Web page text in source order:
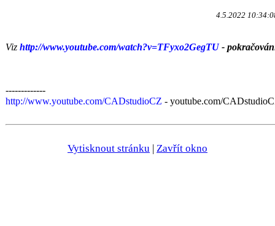
4.5.2022
Viz http://www.youtube.com/watch?v=TFyxo2GegTU-
-------------
http://www.youtube.com/CADstudioCZ - youtube.com/
Vytisknout stránku | Zavřít okno